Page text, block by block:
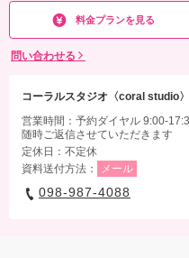
料金プランを見る
問い合わせる
コーラルスタジオ〈coral studio
営業時間：予約ダイヤル 9:00-
随時ご返信させていただきます
定休日：不定休
資料送付方法：
メール
098-987-4088